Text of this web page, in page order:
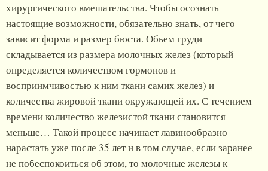
хирургического вмешательства. Чтобы осознать
настоящие возможности, обязательно знать, от чего
зависит форма и размер бюста. Обьем груди
складывается из размера молочных желез (который
определяется количеством гормонов и
восприимчивостью к ним ткани самих желез) и
количества жировой ткани окружающей их. С течением
времени количество железистой ткани становится
меньше… Такой процесс начинает лавинообразно
нарастать уже после 35 лет и в том случае, если заранее
не побеспокоиться об этом, то молочные железы к